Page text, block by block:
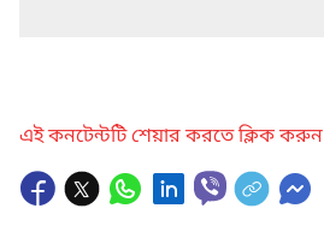
এই কনটেন্টটি শেয়ার করতে ক্লিক করুন